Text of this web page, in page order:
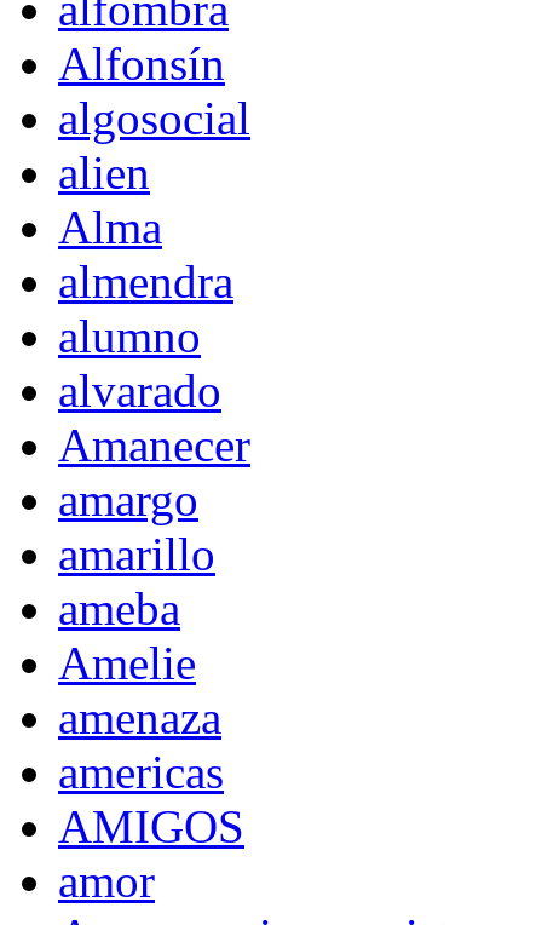
Alfonsín
algosocial
alien
Alma
almendra
alumno
alvarado
Amanecer
amargo
amarillo
ameba
Amelie
amenaza
americas
AMIGOS
amor